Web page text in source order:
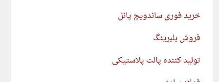
خرید فوری ساندویچ پانل
فروش بلبرینگ
تولید کننده پالت پلاستیکی